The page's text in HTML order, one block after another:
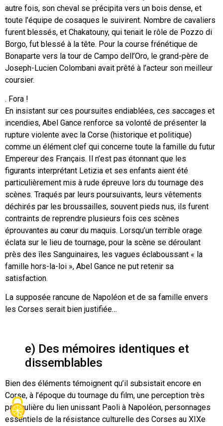
autre fois, son cheval se précipita vers un bois dense, et
toute l’équipe de cosaques le suivirent. Nombre de cavaliers
furent blessés, et Chakatouny, qui tenait le rôle de Pozzo di
Borgo, fut blessé à la tête. Pour la course frénétique de
Bonaparte vers la tour de Campo dell’Oro, le grand-père de
Joseph-Lucien Colombani avait prêté à l’acteur son meilleur
coursier.
. Fora !
En insistant sur ces poursuites endiablées, ces saccages et
incendies, Abel Gance renforce sa volonté de présenter la
rupture violente avec la Corse (historique et politique)
comme un élément clef qui concerne toute la famille du futur
Empereur des Français. Il n’est pas étonnant que les
figurants interprétant Letizia et ses enfants aient été
particulièrement mis à rude épreuve lors du tournage des
scènes. Traqués par leurs poursuivants, leurs vêtements
déchirés par les broussailles, souvent pieds nus, ils furent
contraints de reprendre plusieurs fois ces scènes
éprouvantes au cœur du maquis. Lorsqu’un terrible orage
éclata sur le lieu de tournage, pour la scène se déroulant
près des îles Sanguinaires, les vagues éclaboussant « la
famille hors-la-loi », Abel Gance ne put retenir sa
satisfaction.
La supposée rancune de Napoléon et de sa famille envers
les Corses serait bien justifiée…
e) Des mémoires identiques et
dissemblables
Bien des éléments témoignent qu’il subsistait encore en
Corse, à l’époque du tournage du film, une perception très
particulière du lien unissant Paoli à Napoléon, personnages
essentiels de la résistance culturelle des Corses au XIXe